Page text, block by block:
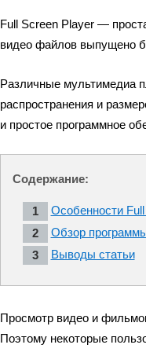
Full Screen Player —
видео файлов выпущено
Различные мультимедиа
распространения и
и простое программное
Содержание:
Особенности
Обзор
Выводы статьи
Просмотр видео и
Поэтому некоторые